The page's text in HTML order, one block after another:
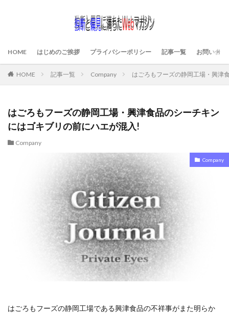
HOME はじめのご挨拶 プライバシーポリシー 記事一覧 お問い合わ
HOME 記事一覧 Company はごろもフーズの静岡工場・興津
はごろもフーズの静岡工場・興津食品のシーチキン
にはゴキブリの前にハエが混入!
Company
Company
はごろもフーズの静岡工場である興津食品の不祥事がまた明らか